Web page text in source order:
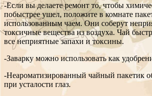
-Если вы делаете ремонт то, чтобы
побыстрее ушел, положите в комнате
использованным чаем. Они соберут
токсичные вещества из воздуха. Чай
все неприятные запахи и токсины.
-Заварку можно использовать как
-Неароматизированный чайный пакетик
при усталости глаз.